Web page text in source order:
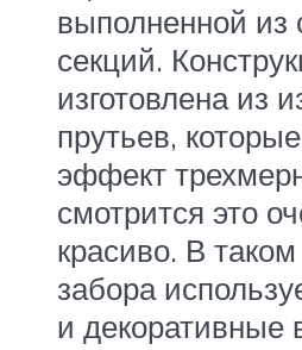
выполненной из
секций.
изготовлена из
прутьев,
эффект
смотрится это
красиво. В
забора
и декоративные